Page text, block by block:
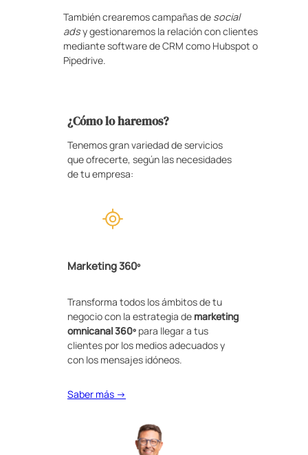
También crearemos campañas de social
adsy gestionaremos la relación con clientes
mediante software de CRM como Hubspot o
Pipedrive.
¿Cómo lo haremos?
Tenemos gran variedad de servicios
que ofrecerte, según las necesidades
de tu empresa:
Marketing 360º
Transforma todos los ámbitos de tu
negocio con la estrategia de marketing
omnicanal 360º para llegar a tus
clientes por los medios adecuados y
con los mensajes idóneos.
Saber más →